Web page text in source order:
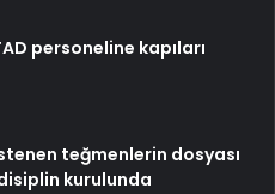
personeline kapıları
teğmenlerin dosyası
kurulunda